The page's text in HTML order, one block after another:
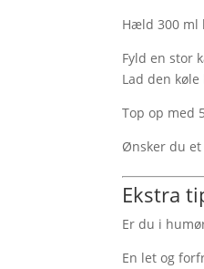
Hæld 300 ml
Fyld en stor
Lad den
Top op med
Ønsker du
Ekstra
Er du i
En let og